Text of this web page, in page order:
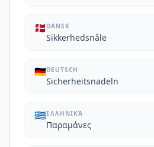
🇩🇰 DANSK
Sikkerhedsnåle
🇩🇪DEUTSCH
Sicherheitsnadeln
🇬🇷ΕΛΛΗΝΙΚΆ
Παραμάνες